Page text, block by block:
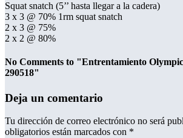
Squat snatch (5’’ hasta llegar a la cadera)
3 x 3 @ 70% 1rm squat snatch
2 x 3 @ 75%
2 x 2 @ 80%
No Comments to "Entrentamiento
290518"
Deja un comentario
Tu dirección de correo electrónico no será
obligatorios están marcados con *